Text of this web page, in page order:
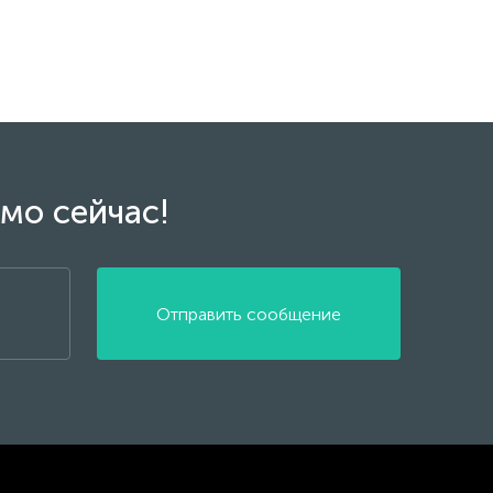
сейчас!
Отправить сообщение